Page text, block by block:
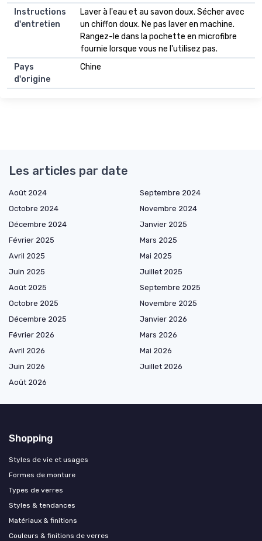
Instructions
d'entretien
Laver à l'eau et au savon doux. Sécher avec
un chiffon doux. Ne pas laver en machine.
Rangez-le dans la pochette en microfibre
fournie lorsque vous ne l'utilisez pas.
Pays
d'origine
Chine
Les articles par date
Août 2024
Septembre 2024
Octobre 2024
Novembre 2024
Décembre 2024
Janvier 2025
Février 2025
Mars 2025
Avril 2025
Mai 2025
Juin 2025
Juillet 2025
Août 2025
Septembre 2025
Octobre 2025
Novembre 2025
Décembre 2025
Janvier 2026
Février 2026
Mars 2026
Avril 2026
Mai 2026
Juin 2026
Juillet 2026
Août 2026
Shopping
Styles de vie et usages
Formes de monture
Types de verres
Styles & tendances
Matériaux & finitions
Couleurs & finitions de verres